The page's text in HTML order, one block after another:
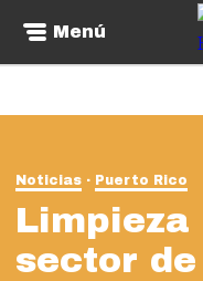
Menú
Noticias Puerto Rico
Limpieza
sector